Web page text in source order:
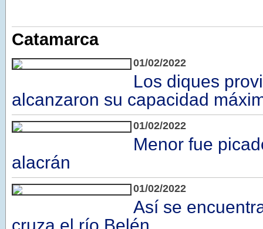
Catamarca
01/02/2022
Los diques
alcanzaron su capacidad
01/02/2022
Menor fue
alacrán
01/02/2022
Así se